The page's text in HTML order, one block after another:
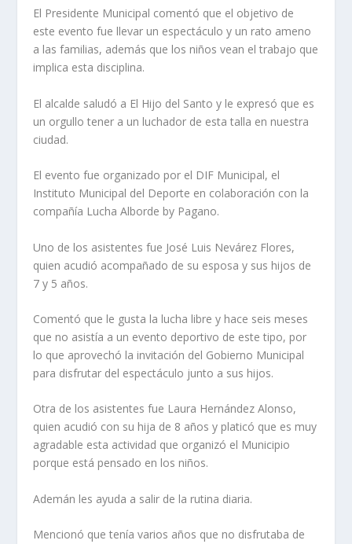
El Presidente Municipal comentó que el objetivo de
este evento fue llevar un espectáculo y un rato ameno
a las familias, además que los niños vean el trabajo que
implica esta disciplina.
El alcalde saludó a El Hijo del Santo y le expresó que es
un orgullo tener a un luchador de esta talla en nuestra
ciudad.
El evento fue organizado por el DIF Municipal, el
Instituto Municipal del Deporte en colaboración con la
compañía Lucha Alborde by Pagano.
Uno de los asistentes fue José Luis Nevárez Flores,
quien acudió acompañado de su esposa y sus hijos de
7 y 5 años.
Comentó que le gusta la lucha libre y hace seis meses
que no asistía a un evento deportivo de este tipo, por
lo que aprovechó la invitación del Gobierno Municipal
para disfrutar del espectáculo junto a sus hijos.
Otra de los asistentes fue Laura Hernández Alonso,
quien acudió con su hija de 8 años y platicó que es muy
agradable esta actividad que organizó el Municipio
porque está pensado en los niños.
Ademán les ayuda a salir de la rutina diaria.
Mencionó que tenía varios años que no disfrutaba de